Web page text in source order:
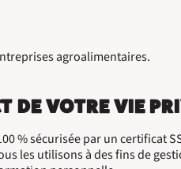
agroalimentaires.
DE VOTRE VIE
% sécurisée par un certificat
les utilisons à des fins de